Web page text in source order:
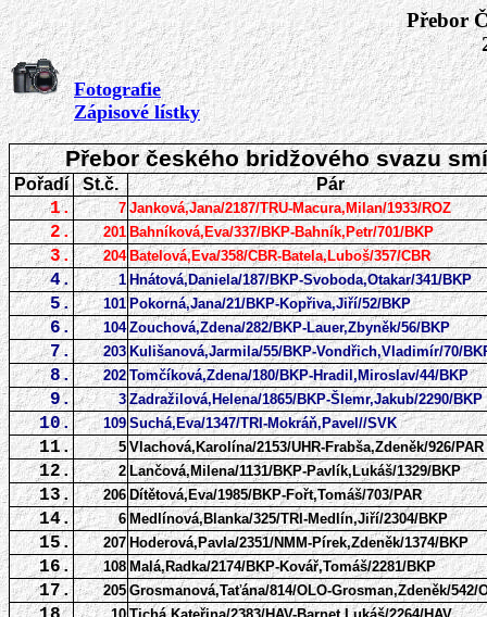
Přebor
Fotografie
Zápisové lístky
Přebor českého bridžového svazu
Pořadí St.č. Pár
1. 7 Janková,Jana/2187/TRU-Macura,Milan/1933/ROZ
2. 201 Bahníková,Eva/337/BKP-Bahník,Petr/701/BKP
3. 204 Batelová,Eva/358/CBR-Batela,Luboš/357/CBR
4. 1 Hnátová,Daniela/187/BKP-Svoboda,Otakar/341/BKP
5. 101 Pokorná,Jana/21/BKP-Kopřiva,Jiří/52/BKP
6. 104 Zouchová,Zdena/282/BKP-Lauer,Zbyněk/56/BKP
7. 203 Kulišanová,Jarmila/55/BKP-Vondřich,Vladimír/70/
8. 202 Tomčíková,Zdena/180/BKP-Hradil,Miroslav/44/BKP
9. 3 Zadražilová,Helena/1865/BKP-Šlemr,Jakub/2290/BKP
10. 109 Suchá,Eva/1347/TRI-Mokráň,Pavel//SVK
11. 5 Vlachová,Karolína/2153/UHR-Frabša,Zdeněk/926/PAR
12. 2 Lančová,Milena/1131/BKP-Pavlík,Lukáš/1329/BKP
13. 206 Dítětová,Eva/1985/BKP-Fořt,Tomáš/703/PAR
14. 6 Medlínová,Blanka/325/TRI-Medlín,Jiří/2304/BKP
15. 207 Hoderová,Pavla/2351/NMM-Pírek,Zdeněk/1374/BKP
16. 108 Malá,Radka/2174/BKP-Kovář,Tomáš/2281/BKP
17. 205 Grosmanová,Taťána/814/OLO-Grosman,Zdeněk/542/